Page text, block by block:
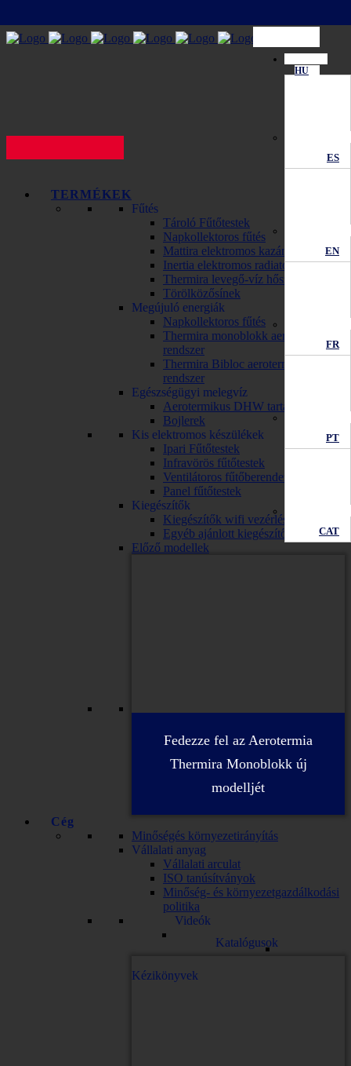
HU
ES
EN
FR
PT
CAT
TERMÉKEK
Fűtés
Tároló Fűtőtestek
Napkollektoros fűtés
Mattira elektromos kazánok
Inertia elektromos radiator
Thermira levegő-víz hőszivattyú
Törölközősínek
Megújuló energiák
Napkollektoros fűtés
Thermira monoblokk aerotermikus
rendszer
Thermira Bibloc aerotermikus
rendszer
Egészségügyi melegvíz
Aerotermikus DHW tartály
Bojlerek
Kis elektromos készülékek
Ipari Fűtőtestek
Infravörös fűtőtestek
Ventilátoros fűtőberendezések
Panel fűtőtestek
Kiegészítők
Kiegészítők wifi vezérléssel
Egyéb ajánlott kiegészítők
Előző modellek
Fedezze fel az Aerotermia
Thermira Monoblokk új
modelljét
Cég
Minőségés környezetirányítás
Vállalati anyag
Vállalati arculat
ISO tanúsítványok
Minőség- és környezetgazdálkodási
politika
Videók
Katalógusok
Kézikönyvek